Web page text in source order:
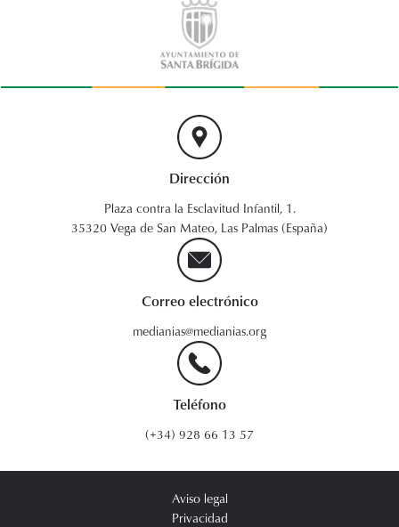
Dirección
Plaza contra la Esclavitud Infantil, 1.
35320 Vega de San Mateo, Las Palmas (España)
Correo electrónico
medianias@medianias.org
Teléfono
(+34) 928 66 13 57
Aviso legal
Privacidad